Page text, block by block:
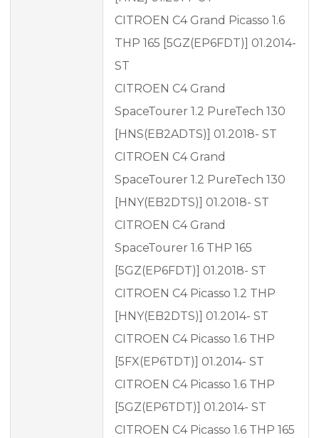
CITROEN C4 Grand Picasso 1.6
THP 165 [5GZ(EP6FDT)] 01.2014-
ST
CITROEN C4 Grand
SpaceTourer 1.2 PureTech 130
[HNS(EB2ADTS)] 01.2018- ST
CITROEN C4 Grand
SpaceTourer 1.2 PureTech 130
[HNY(EB2DTS)] 01.2018- ST
CITROEN C4 Grand
SpaceTourer 1.6 THP 165
[5GZ(EP6FDT)] 01.2018- ST
CITROEN C4 Picasso 1.2 THP
[HNY(EB2DTS)] 01.2014- ST
CITROEN C4 Picasso 1.6 THP
[5FX(EP6TDT)] 01.2014- ST
CITROEN C4 Picasso 1.6 THP
[5GZ(EP6TDT)] 01.2014- ST
CITROEN C4 Picasso 1.6 THP 165